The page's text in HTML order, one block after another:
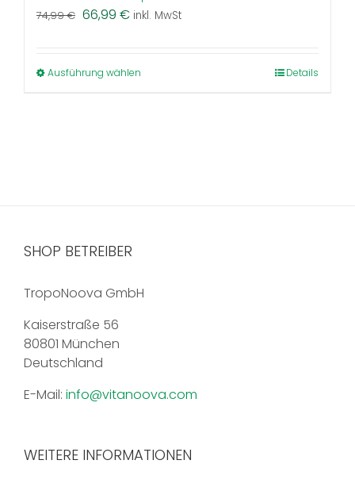
74,99€ Ursprünglicher
74,99 €
66,99 €Aktueller
66,99 €.
inkl. MwSt
Ausführung wählenDieses
gewählt
Details
SHOP BETREIBER
TropoNoova GmbH
Kaiserstraße 56
80801 München
Deutschland
E-Mail: info@vitanoova.com
WEITERE INFORMATIONEN